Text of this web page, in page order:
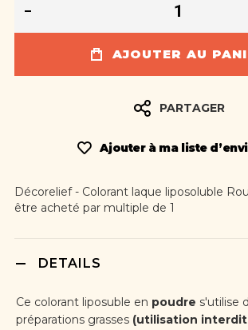
AJOUTER AU
PARTAGER
Ajouter à ma liste
Décorelief - Colorant laque liposoluble
être acheté par multiple de 1
DETAILS
Ce colorant liposuble en poudre s'utilise
préparations grasses (utilisation